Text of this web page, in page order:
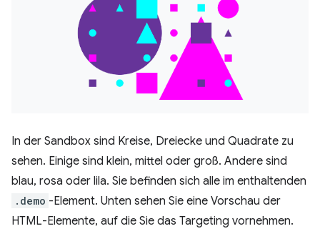
In der Sandbox sind Kreise, Dreiecke und Quadrate zu
sehen. Einige sind klein, mittel oder groß. Andere sind
blau, rosa oder lila. Sie befinden sich alle im enthaltenden
.demo -Element. Unten sehen Sie eine Vorschau der
HTML-Elemente, auf die Sie das Targeting vornehmen.